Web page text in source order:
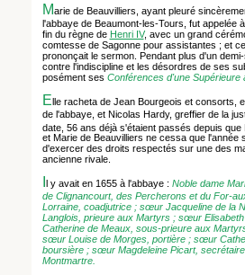
Marie de Beauvilliers, ayant pleuré
l'abbaye de Beaumont-les-Tours, fut appelée
fin du règne de Henri IV, avec un grand
comtesse de Sagonne pour assistantes ; et
prononçait le sermon. Pendant plus d'un
contre l'indiscipline et les désordres de ses
posément ses Conférences d'une Supérieure
Elle racheta de Jean Bourgeois et consorts,
de l'abbaye, et Nicolas Hardy, greffier de la
date, 56 ans déjà s'étaient passés depuis que
et Marie de Beauvilliers ne cessa que l'année
d'exercer des droits respectés sur une des
ancienne rivale.
l y avait en 1655 à l'abbaye : Noble dame
de Clignancourt, des Percherons et du For-
Lorraine, coadjutrice ; sœur Jacqueline de la
Langlois, prieure aux Martyrs ; sœur
Catherine de Meaux, sous-prieure aux
sœur Louise de Morges, portière ; sœur
boursière ; sœur Magdeleine Picart,
Montmartre.